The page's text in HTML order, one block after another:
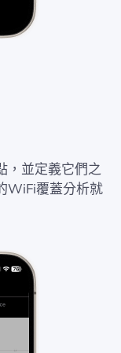
，並定義它們之
WiFi覆蓋分析就